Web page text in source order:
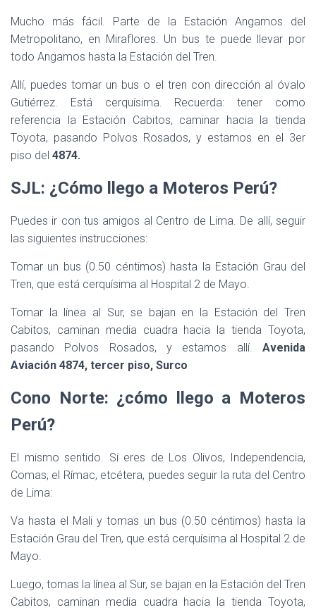
Mucho más fácil. Parte de la Estación Angamos del
Metropolitano, en Miraflores. Un bus te puede llevar por
todo Angamos hasta la Estación del Tren.
Allí, puedes tomar un bus o el tren con dirección al óvalo
Gutiérrez. Está cerquísima. Recuerda: tener como
referencia la Estación Cabitos, caminar hacia la tienda
Toyota, pasando Polvos Rosados, y estamos en el 3er
piso del 4874.
SJL: ¿Cómo llego a Moteros Perú?
Puedes ir con tus amigos al Centro de Lima. De allí, seguir
las siguientes instrucciones:
Tomar un bus (0.50 céntimos) hasta la Estación Grau del
Tren, que está cerquísima al Hospital 2 de Mayo.
Tomar la línea al Sur, se bajan en la Estación del Tren
Cabitos, caminan media cuadra hacia la tienda Toyota,
pasando Polvos Rosados, y estamos allí. Avenida
Aviación 4874, tercer piso, Surco
Cono Norte: ¿cómo llego a Moteros
Perú?
El mismo sentido. Si eres de Los Olivos, Independencia,
Comas, el Rímac, etcétera, puedes seguir la ruta del Centro
de Lima:
Va hasta el Mali y tomas un bus (0.50 céntimos) hasta la
Estación Grau del Tren, que está cerquísima al Hospital 2 de
Mayo.
Luego, tomas la línea al Sur, se bajan en la Estación del Tren
Cabitos, caminan media cuadra hacia la tienda Toyota,